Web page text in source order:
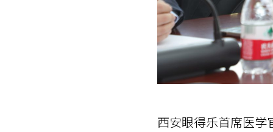
西安眼得乐首席医